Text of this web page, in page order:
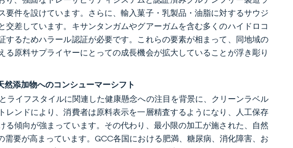
件を設けています。さらに、輸入菓子・乳製品・油脂に対するサウジ
差しています。キサンタンガムやグアーガムを含む多くのハイドロコ
するためハラール認証が必要です。これらの要素が相まって、同地域の
原料サプライヤーにとっての成長機会が拡大していることが浮き彫り
添加物へのコンシューマーシフト
ライフスタイルに関連した健康懸念への注目を背景に、クリーンラベル
ンドにより、消費者は原料表示を一層精査するようになり、人工保存
傾向が強まっています。その代わり、最小限の加工が施された、自然
要が高まっています。GCC各国における肥満、糖尿病、消化障害、お